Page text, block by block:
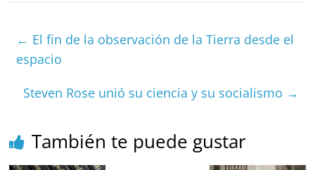
e
b
o
l s
p
h a l p
← El fin de la observación de la Tierra desde el
espacio
Steven Rose unió su ciencia y su socialismo →
También te puede gustar